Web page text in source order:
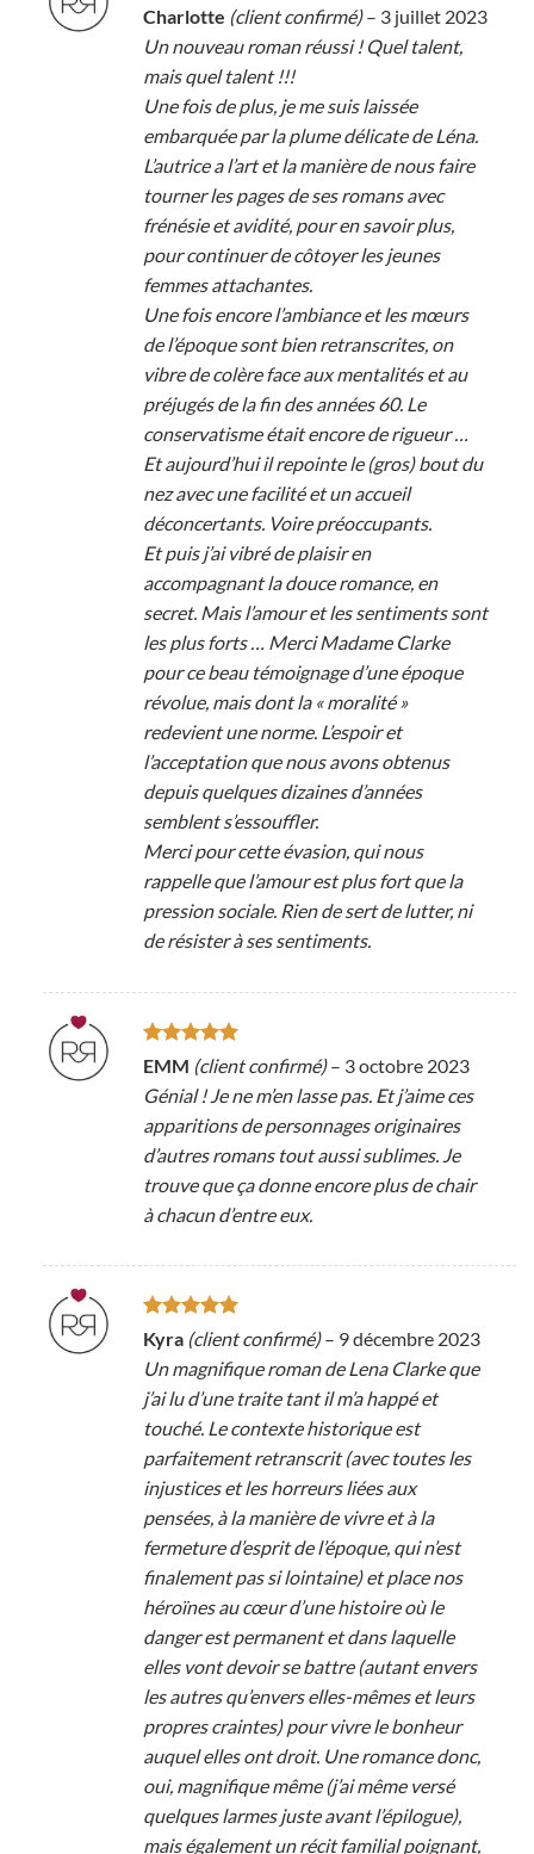
Note5sur
5
Charlotte (client confirmé) – 3 juillet 2023
Un nouveau roman réussi ! Quel talent,
mais quel talent !!!
Une fois de plus, je me suis laissée
embarquée par la plume délicate de Léna.
L’autrice a l’art et la manière de nous faire
tourner les pages de ses romans avec
frénésie et avidité, pour en savoir plus,
pour continuer de côtoyer les jeunes
femmes attachantes.
Une fois encore l’ambiance et les mœurs
de l’époque sont bien retranscrites, on
vibre de colère face aux mentalités et au
préjugés de la fin des années 60. Le
conservatisme était encore de rigueur …
Et aujourd’hui il repointe le (gros) bout du
nez avec une facilité et un accueil
déconcertants. Voire préoccupants.
Et puis j’ai vibré de plaisir en
accompagnant la douce romance, en
secret. Mais l’amour et les sentiments sont
les plus forts … Merci Madame Clarke
pour ce beau témoignage d’une époque
révolue, mais dont la « moralité »
redevient une norme. L’espoir et
l’acceptation que nous avons obtenus
depuis quelques dizaines d’années
semblent s’essouffler.
Merci pour cette évasion, qui nous
rappelle que l’amour est plus fort que la
pression sociale. Rien de sert de lutter, ni
de résister à ses sentiments.
Note 5sur
5
EMM (client confirmé) – 3 octobre 2023
Génial ! Je ne m’en lasse pas. Et j’aime ces
apparitions de personnages originaires
d’autres romans tout aussi sublimes. Je
trouve que ça donne encore plus de chair
à chacun d’entre eux.
Note 5sur
5
Kyra (client confirmé) – 9 décembre 2023
Un magnifique roman de Lena Clarke que
j’ai lu d’une traite tant il m’a happé et
touché. Le contexte historique est
parfaitement retranscrit (avec toutes les
injustices et les horreurs liées aux
pensées, à la manière de vivre et à la
fermeture d’esprit de l’époque, qui n’est
finalement pas si lointaine) et place nos
héroïnes au cœur d’une histoire où le
danger est permanent et dans laquelle
elles vont devoir se battre (autant envers
les autres qu’envers elles-mêmes et leurs
propres craintes) pour vivre le bonheur
auquel elles ont droit. Une romance donc,
oui, magnifique même (j’ai même versé
quelques larmes juste avant l’épilogue),
mais également un récit familial poignant,